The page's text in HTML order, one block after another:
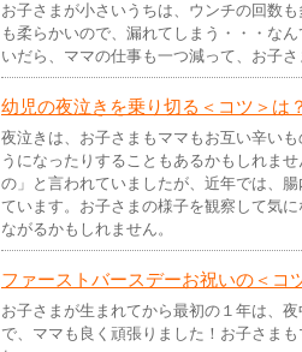
お子さまが小さいうちは、ウンチの回数
も柔らかいので、漏れてしまう・・・な
いだら、ママの仕事も一つ減って、お子
幼児の夜泣きを乗り切る＜コツ＞は？
夜泣きは、お子さまもママもお互い辛い
うになったりすることもあるかもしれま
の」と言われていましたが、近年では、
ています。お子さまの様子を観察して気
ながるかもしれません。
ファーストバースデーお祝いの＜コ
お子さまが生まれてから最初の１年は、
で、ママも良く頑張りました！お子さま